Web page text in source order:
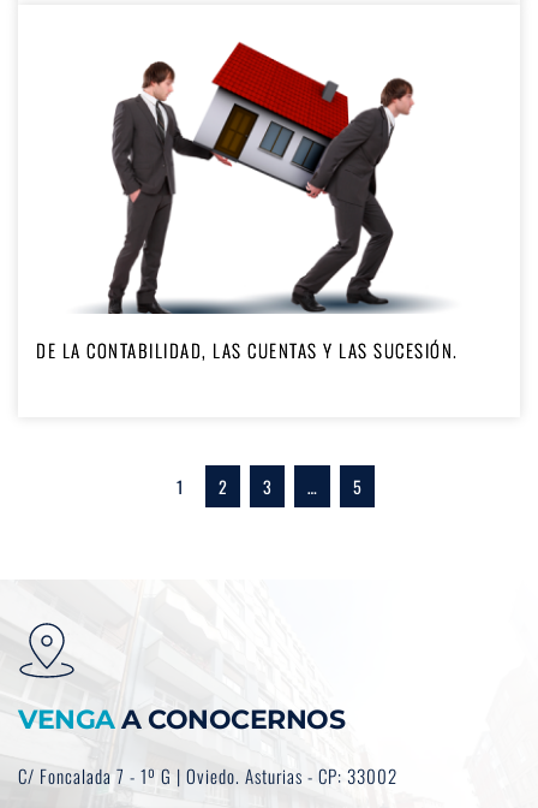
DE LA CONTABILIDAD, LAS CUENTAS Y LAS SUCESIÓN.
1 2 3 … 5
VENGA A CONOCERNOS
C/ Foncalada 7 - 1º G | Oviedo. Asturias - CP: 33002